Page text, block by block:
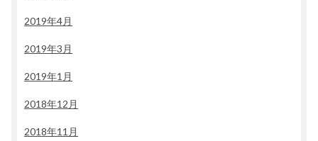
2019年4月
2019年3月
2019年1月
2018年12月
2018年11月